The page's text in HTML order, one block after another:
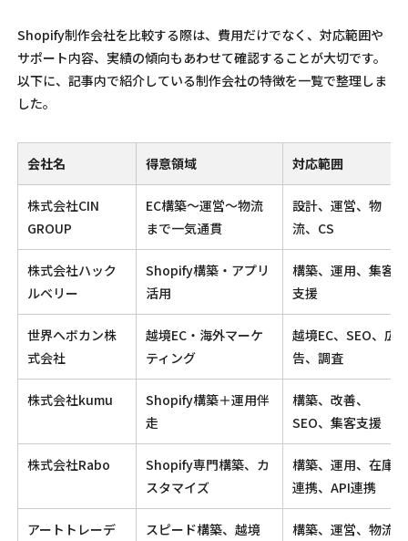
Shopify制作会社を比較する際は、費用だけでなく、対応範囲や
サポート内容、実績の傾向もあわせて確認することが大切です。
以下に、記事内で紹介している制作会社の特徴を一覧で整理しま
した。
会社名 得意領域 対応範囲
株式会社CIN
GROUP
EC構築〜運営〜物流
まで一気通貫
設計、運営、物
流、CS
株式会社ハック
ルベリー
Shopify構築・アプリ
活用
構築、運用、集客
支援
世界へボカン株
式会社
越境EC・海外マーケ
ティング
越境EC、SEO、広
告、調査
株式会社kumu
Shopify構築＋運用伴
走
構築、改善、
SEO、集客支援
株式会社Rabo
Shopify専門構築、カ
スタマイズ
構築、運用、在庫
連携、API連携
アートトレーデ
スピード構築、越境
構築、運営、物流